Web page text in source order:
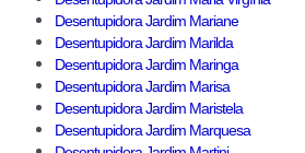
Desentupidora Jardim Mariane
Desentupidora Jardim Marilda
Desentupidora Jardim Maringa
Desentupidora Jardim Marisa
Desentupidora Jardim Maristela
Desentupidora Jardim Marquesa